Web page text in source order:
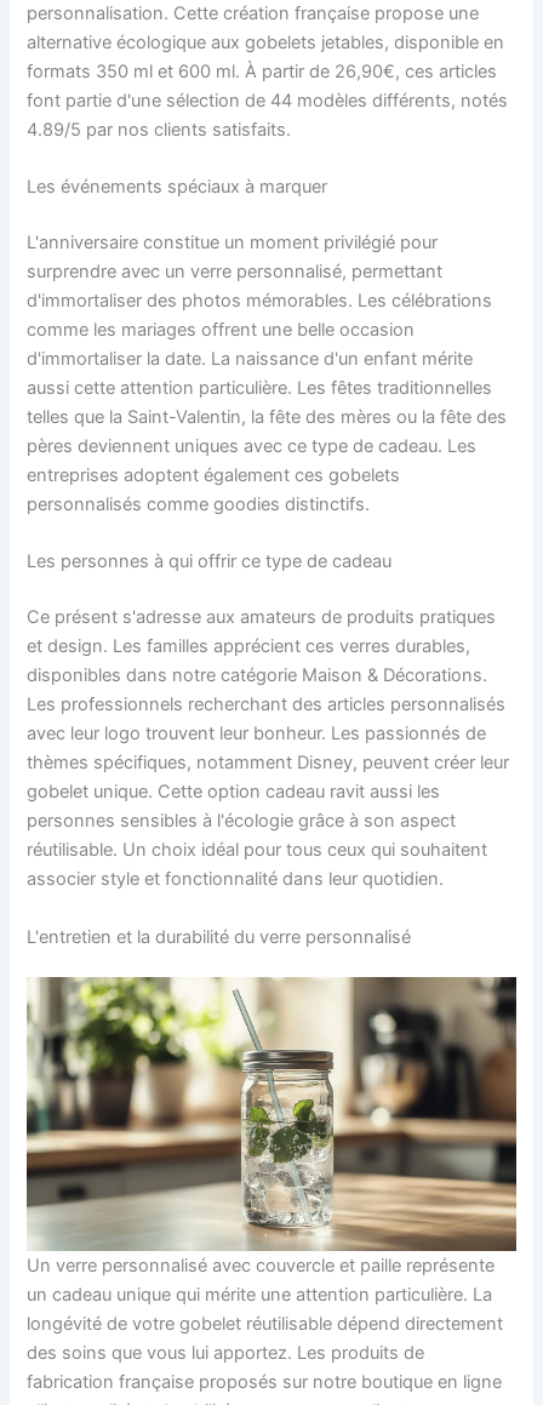
personnalisation. Cette création française propose une
alternative écologique aux gobelets jetables, disponible en
formats 350 ml et 600 ml. À partir de 26,90€, ces articles
font partie d'une sélection de 44 modèles différents, notés
4.89/5 par nos clients satisfaits.
Les événements spéciaux à marquer
L'anniversaire constitue un moment privilégié pour
surprendre avec un verre personnalisé, permettant
d'immortaliser des photos mémorables. Les célébrations
comme les mariages offrent une belle occasion
d'immortaliser la date. La naissance d'un enfant mérite
aussi cette attention particulière. Les fêtes traditionnelles
telles que la Saint-Valentin, la fête des mères ou la fête des
pères deviennent uniques avec ce type de cadeau. Les
entreprises adoptent également ces gobelets
personnalisés comme goodies distinctifs.
Les personnes à qui offrir ce type de cadeau
Ce présent s'adresse aux amateurs de produits pratiques
et design. Les familles apprécient ces verres durables,
disponibles dans notre catégorie Maison & Décorations.
Les professionnels recherchant des articles personnalisés
avec leur logo trouvent leur bonheur. Les passionnés de
thèmes spécifiques, notamment Disney, peuvent créer leur
gobelet unique. Cette option cadeau ravit aussi les
personnes sensibles à l'écologie grâce à son aspect
réutilisable. Un choix idéal pour tous ceux qui souhaitent
associer style et fonctionnalité dans leur quotidien.
L'entretien et la durabilité du verre personnalisé
Un verre personnalisé avec couvercle et paille représente
un cadeau unique qui mérite une attention particulière. La
longévité de votre gobelet réutilisable dépend directement
des soins que vous lui apportez. Les produits de
fabrication française proposés sur notre boutique en ligne